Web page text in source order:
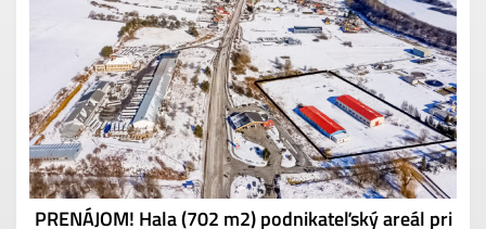
PRENÁJOM! Hala (702 m2) podnikateľský areál pri